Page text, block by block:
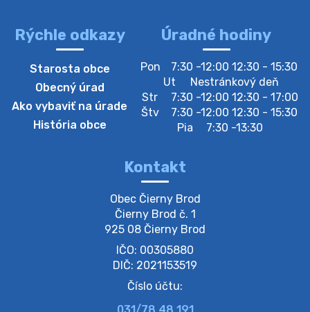
4. augusta 2026 10:05
Zberný dvor-Gyűjtőudvar
Oznamujeme obyvateľom, že v stredu 05. augusta
bude zberný dvor zatvorený. Értesítjük a lakosokat,
hogy szerdán augusztus 05-én a gyűjtőudvar zárva
lesz https://ciernybrod.sk?p=214…
Zber separovaného odpadu plastu-
Szeparált műanya…
Oznamujeme obyvateľom, že v stredu 05. augusta
prebehne zber separovaného odpadu plastu. Prosíme
obyvateľov, aby vrecia s odpadom vyložili pred dom už
večer vopred, nakoľko firma F…
4. augusta 2026 09:51
Rýchle odkazy
Starosta obce
Obecný úrad
Ako vybaviť na úrade
História obce
Úradné hodiny
Pon
7:30 -12:00 12:30 - 15:30
Ut
Nestránkový deň
Str
7:30 -12:00 12:30 - 17:00
Štv
7:30 -12:00 12:30 - 15:30
Pia
7:30 -13:30
Kontakt
Obec Čierny Brod
Čierny Brod č. 1
925 08 Čierny Brod
IČO: 00305880
DIČ: 2021153519
Číslo účtu: